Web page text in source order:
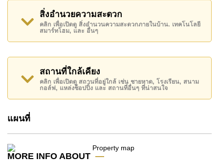
สิ่งอำนวยความสะดวก
คลิก เพื่อเปิดดู สิ่งอำนวนความสะดวกภายในบ้าน. เทคโนโลยี
สมาร์ทโฮม, และ อื่นๆ
สถานที่ใกล้เคียง
คลิก เพื่อเปิดดู สถานที่อยู่ใกล้ เช่น ชายหาด, โรงเรียน, สนาม
กอล์ฟ, แหล่งช็อปปิ้ง และ สถานที่อื่นๆ ที่น่าสนใจ
แผนที่
MORE INFO ABOUT